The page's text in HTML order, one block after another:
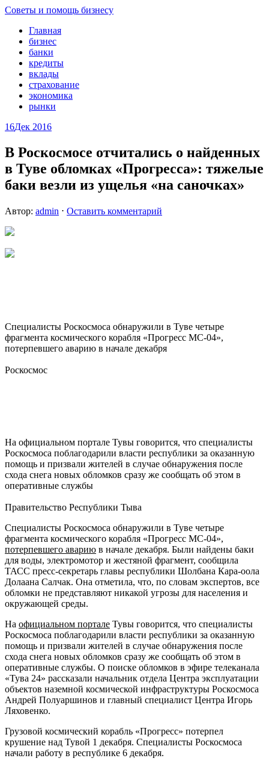
Советы и помощь бизнесу
Главная
бизнес
банки
кредиты
вклады
страхование
экономика
рынки
16Дек 2016
В Роскосмосе отчитались о найденных
в Туве обломках «Прогресса»: тяжелые
баки везли из ущелья «на саночках»
Автор: admin ⋅ Оставить комментарий
Специалисты Роскосмоса обнаружили в Туве четыре
фрагмента космического корабля «Прогресс МС-04»,
потерпевшего аварию в начале декабря
Роскосмос
На официальном портале Тувы говорится, что специалисты
Роскосмоса поблагодарили власти республики за оказанную
помощь и призвали жителей в случае обнаружения после
схода снега новых обломков сразу же сообщать об этом в
оперативные службы
Правительство Республики Тыва
Специалисты Роскосмоса обнаружили в Туве четыре
фрагмента космического корабля «Прогресс МС-04»,
потерпевшего аварию в начале декабря. Были найдены баки
для воды, электромотор и жестяной фрагмент, сообщила
ТАСС пресс-секретарь главы республики Шолбана Кара-оола
Долаана Салчак. Она отметила, что, по словам экспертов, все
обломки не представляют никакой угрозы для населения и
окружающей среды.
На официальном портале Тувы говорится, что специалисты
Роскосмоса поблагодарили власти республики за оказанную
помощь и призвали жителей в случае обнаружения после
схода снега новых обломков сразу же сообщать об этом в
оперативные службы. О поиске обломков в эфире телеканала
«Тува 24» рассказали начальник отдела Центра эксплуатации
объектов наземной космической инфраструктуры Роскосмоса
Андрей Полуаршинов и главный специалист Центра Игорь
Ляховенко.
Грузовой космический корабль «Прогресс» потерпел
крушение над Тувой 1 декабря. Специалисты Роскосмоса
начали работу в республике 6 декабря.